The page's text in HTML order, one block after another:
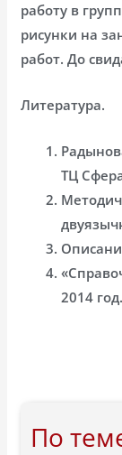
работу в
рисунки на
работ. До
Литература.
ТЦ
2014 год.
По